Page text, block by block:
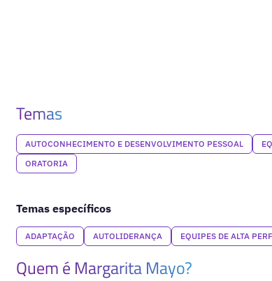
Temas
AUTOCONHECIMENTO E DESENVOLVIMENTO PESSOAL
ORATORIA
Temas específicos
ADAPTAÇÃO AUTOLIDERANÇA EQUIPES DE ALTA
Quem é Margarita Mayo?